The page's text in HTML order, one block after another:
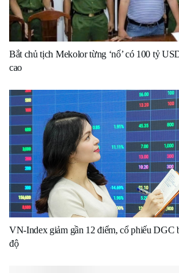
Bắt chủ tịch Mekolor từng ‘nổ’ có 100 tỷ
cao
VN-Index giảm gần 12 điểm, cổ phiếu DGC
độ